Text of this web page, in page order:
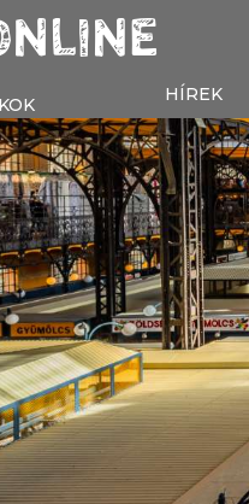
HÍREK